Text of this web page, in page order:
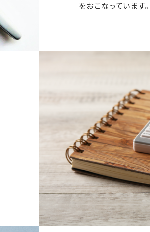
をおこなっています｡